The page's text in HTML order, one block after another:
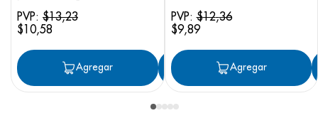
PVP: $13,23
$10,58
Agregar Agregar
PVP:$12,36
$9,89
Agregar